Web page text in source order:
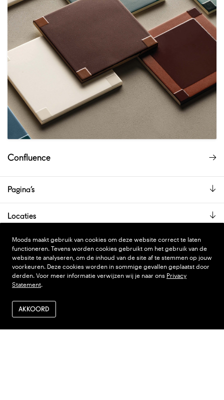
Confluence
Pagina’s
Locaties
De showroom is alleen op afspraak geopend.
PRIVACY STATEMENT
ALGEMENE VOORWAARDEN
VERZENDEN EN RETOUR
DESIGN WONDERLAND
Moods maakt gebruik van cookies om deze website correct te laten
functioneren. Tevens worden cookies gebruikt om het gebruik van de
website te analyseren, om de inhoud van de site af te stemmen op jouw
voorkeuren. Deze cookies worden in sommige gevallen geplaatst door
derden. Voor meer informatie verwijzen wij je naar ons Privacy
Statement.
AKKOORD